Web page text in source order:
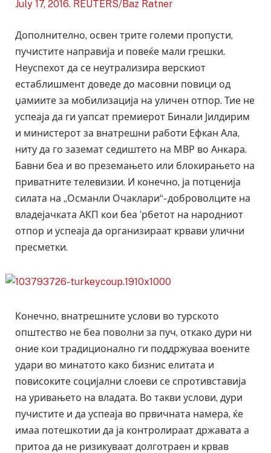
Дополнително, освен трите големи пропусти,
пучистите направија и повеќе мали грешки.
Неуспехот да се неутрализира верскиот
естаблишмент доведе до масовни повици од
џамиите за мобилизација на уличен отпор. Тие не
успеаја да ги уапсат премиерот Бинали Јилдирим
и министерот за внатрешни работи Ефкан Ала,
ниту да го заземат седиштето на МВР во Анкара.
Бавни беа и во преземањето или блокирањето на
приватните телевизии. И конечно, ја потценија
силата на „Османли Очаклари“- доброволците на
владејачката АКП кои беа ‘рбетот на народниот
отпор и успеаја да организираат крвави улични
пресметки.
Конечно, внатрешните услови во турското
општество не беа поволни за пуч, откако дури ни
оние кои традиционално ги поддржуваа воените
удари во минатото како бизнис елитата и
повисоките социјални слоеви се спротивставија
на уривањето на владата. Во такви услови, дури
пучистите и да успеаја во првичната намера, ќе
имаа потешкотии да ја контролираат државата а
притоа да не ризикуваат долготраен и крвав